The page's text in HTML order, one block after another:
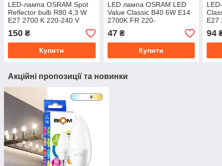
LED-лампа OSRAM Spot
Reflector bulb R80 4,3 W
E27 2700 K 220-240 V
(4058075433304)
150 ₴
Купити
LED лампа OSRAM LED
Value Classic B40 6W E14
2700K FR 220-
240V(4052899326453)
47₴
Купити
E27
94
Акційні пропозиції та новинки